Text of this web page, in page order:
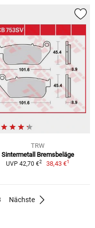
TRW
Sintermetall Bremsbeläge
UVP 42,70 €2 38,43 €1
Nächste